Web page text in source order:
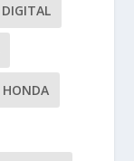
DIGITAL
HONDA